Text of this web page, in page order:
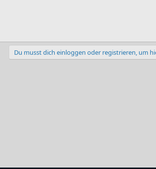
Du musst dich einloggen oder registrieren, um